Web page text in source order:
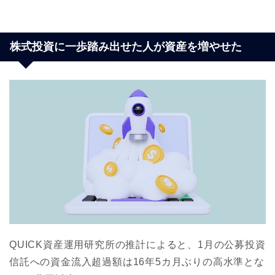
株式投資に一歩踏み出せた人が資産を増やせた
QUICK資産運用研究所の推計によると、1月の公募投資
信託への資金流入超過額は16年5カ月ぶりの高水準とな